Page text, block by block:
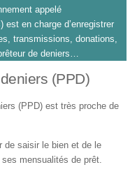
appelé
est en charge d’enregistrer
transmissions, donations,
de deniers…
(PPD)
(PPD) est très proche de
de saisir le bien et de le
mensualités de prêt.